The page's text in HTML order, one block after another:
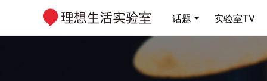
话题 实验室TV